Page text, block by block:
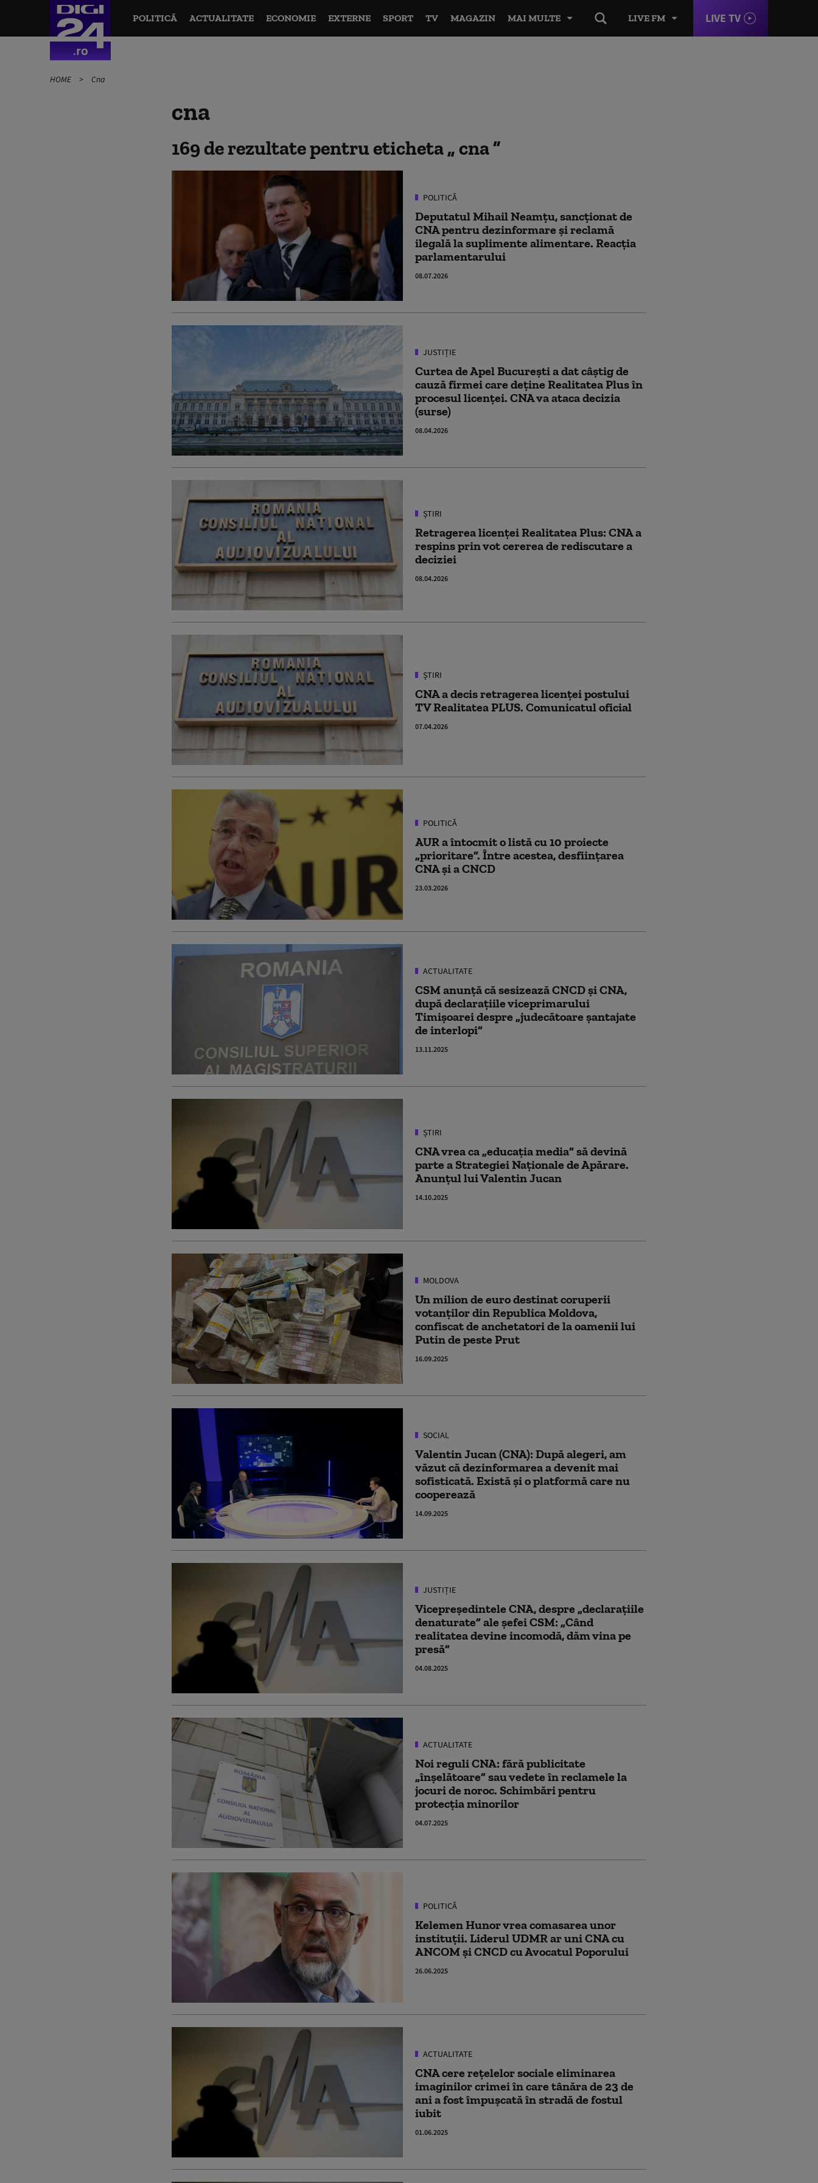
LIVE FM LIVE TV
POLITICĂ ACTUALITATE ECONOMIE EXTERNE SPORT TV MAGAZIN MAI MULTE
HOME Cna
cna
169 de rezultate pentru eticheta cna
POLITICĂ
Deputatul Mihail Neamțu, sancționat de
CNA pentru dezinformare și reclamă
ilegală la suplimente alimentare. Reacția
parlamentarului
08.07.2026
JUSTIȚIE
Curtea de Apel București a dat câștig de
cauză firmei care deține Realitatea Plus în
procesul licenței. CNA va ataca decizia
(surse)
08.04.2026
ȘTIRI
Retragerea licenței Realitatea Plus: CNA a
respins prin vot cererea de rediscutare a
deciziei
08.04.2026
ȘTIRI
CNA a decis retragerea licenței postului
TV Realitatea PLUS. Comunicatul oficial
07.04.2026
POLITICĂ
AUR a întocmit o listă cu 10 proiecte
„prioritare”. Între acestea, desfiinţarea
CNA şi a CNCD
23.03.2026
ACTUALITATE
CSM anunță că sesizează CNCD și CNA,
după declarațiile viceprimarului
Timișoarei despre „judecătoare șantajate
de interlopi”
13.11.2025
ȘTIRI
CNA vrea ca „educația media” să devină
parte a Strategiei Naționale de Apărare.
Anunțul lui Valentin Jucan
14.10.2025
MOLDOVA
Un milion de euro destinat coruperii
votanților din Republica Moldova,
confiscat de anchetatori de la oamenii lui
Putin de peste Prut
16.09.2025
SOCIAL
Valentin Jucan (CNA): După alegeri, am
văzut că dezinformarea a devenit mai
sofisticată. Există și o platformă care nu
cooperează
14.09.2025
JUSTIȚIE
Vicepreședintele CNA, despre „declarațiile
denaturate” ale șefei CSM: „Când
realitatea devine incomodă, dăm vina pe
presă”
04.08.2025
ACTUALITATE
Noi reguli CNA: fără publicitate
„înșelătoare” sau vedete în reclamele la
jocuri de noroc. Schimbări pentru
protecția minorilor
04.07.2025
POLITICĂ
Kelemen Hunor vrea comasarea unor
instituții. Liderul UDMR ar uni CNA cu
ANCOM și CNCD cu Avocatul Poporului
26.06.2025
ACTUALITATE
CNA cere rețelelor sociale eliminarea
imaginilor crimei în care tânăra de 23 de
ani a fost împușcată în stradă de fostul
iubit
01.06.2025